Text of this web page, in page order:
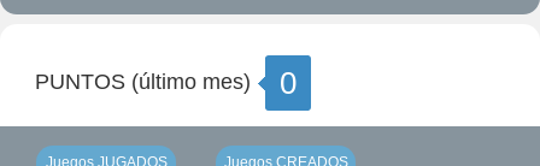
PUNTOS (último mes) 0
Juegos JUGADOS Juegos CREADOS